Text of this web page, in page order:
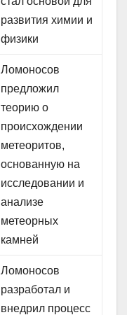
развития химии и
физики
Ломоносов
предложил
теорию о
происхождении
метеоритов,
основанную на
исследовании и
анализе
метеорных
камней
Ломоносов
разработал и
внедрил процесс